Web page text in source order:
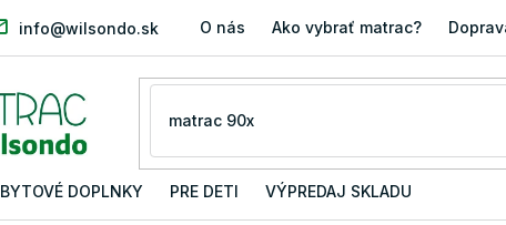
info@wilsondo.sk O nás Ako vybrať matrac?
BYTOVÉ DOPLNKY PRE DETI VÝPREDAJ SKLADU